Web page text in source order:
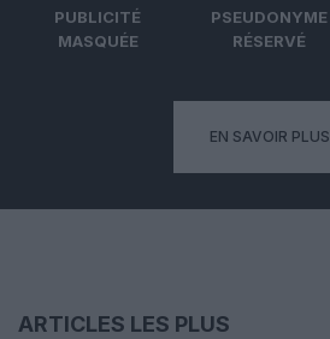
PUBLICITÉ
MASQUÉE
PSEUDONYME
RÉSERVÉ
EN SAVOIR PLUS
ARTICLES LES PLUS